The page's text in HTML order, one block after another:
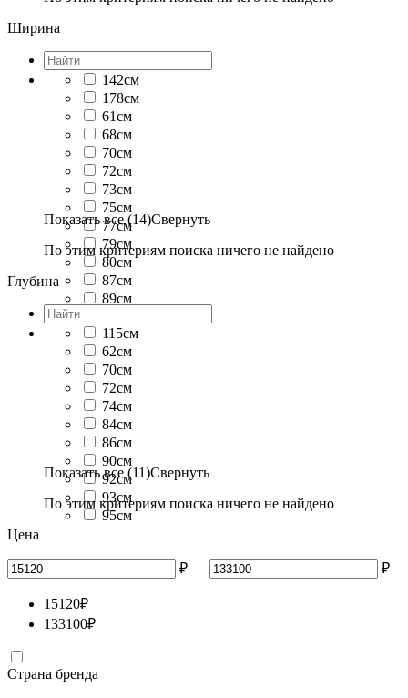
Ширина
142см
178см
61см
68см
70см
72см
73см
75см
77см
79см
80см
87см
89см
Показать все (14)Свернуть
По этим критериям поиска ничего не найдено
Глубина
115см
62см
70см
72см
74см
84см
86см
90см
92см
93см
95см
Показать все (11)Свернуть
По этим критериям поиска ничего не найдено
Цена
₽ – ₽
15120₽
133100₽
Страна бренда